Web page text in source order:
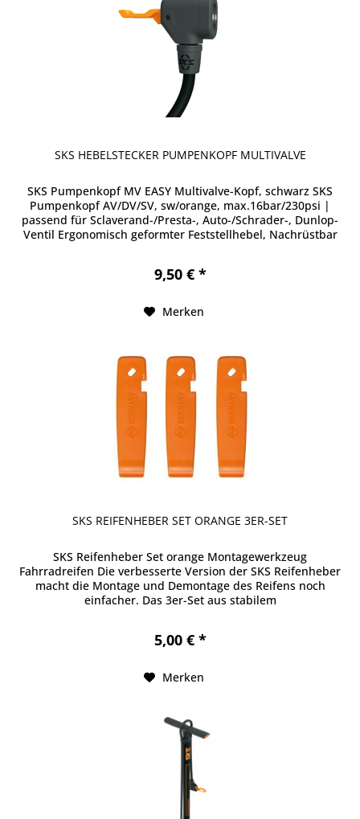
SKS HEBELSTECKER PUMPENKOPF MULTIVALVE
SKS Pumpenkopf MV EASY Multivalve-Kopf, schwarz SKS
Pumpenkopf AV/DV/SV, sw/orange, max.16bar/230psi |
passend für Sclaverand-/Presta-, Auto-/Schrader-, Dunlop-
Ventil Ergonomisch geformter Feststellhebel, Nachrüstbar
9,50 € *
Merken
SKS REIFENHEBER SET ORANGE 3ER-SET
SKS Reifenheber Set orange Montagewerkzeug
Fahrradreifen Die verbesserte Version der SKS Reifenheber
macht die Montage und Demontage des Reifens noch
einfacher. Das 3er-Set aus stabilem
5,00 € *
Merken